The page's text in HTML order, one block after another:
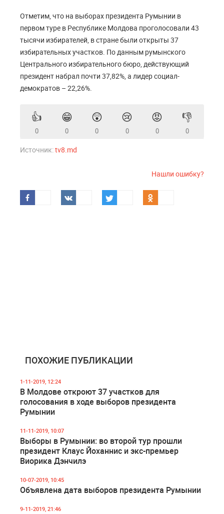
Отметим, что на выборах президента Румынии в
первом туре в Республике Молдова проголосовали 43
тысячи избирателей, в стране были открыты 37
избирательных участков. По данным румынского
Центрального избирательного бюро, действующий
президент набрал почти 37,82%, а лидер социал-
демократов – 22,26%.
👍
0
😁
0
😲
0
😢
0
😡
0
👎
0
Источник:tv8.md
Нашли ошибку?
ПОХОЖИЕ ПУБЛИКАЦИИ
1-11-2019, 12:24
В Молдове откроют 37 участков для
голосования в ходе выборов президента
Румынии
11-11-2019, 10:07
Выборы в Румынии: во второй тур прошли
президент Клаус Йоханнис и экс-премьер
Виорика Дэнчилэ
10-07-2019, 10:45
Объявлена дата выборов президента Румынии
9-11-2019, 21:46